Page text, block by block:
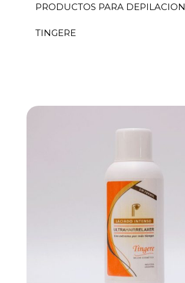
PRODUCTOS PARA DEPILACION
TINGERE